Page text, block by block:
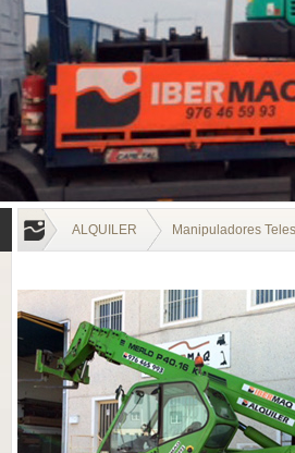
ALQUILER Manipuladores